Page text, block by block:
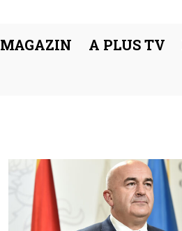
MAGAZIN A PLUS TV